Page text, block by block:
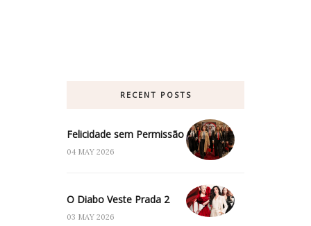
RECENT POSTS
Felicidade sem Permissão
04 MAY 2026
O Diabo Veste Prada 2
03 MAY 2026